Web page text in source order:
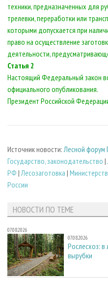
техники, предназначенных для
трелевки, переработки или
которыми допускается при
право на осуществление
деятельности,
Статья 2
Настоящий Федеральный закон
официального опубликования.
Президент Российской
Источник новости:Лесной форум
Государство, законодательство |
РФ |Лесозаготовка |
России
НОВОСТИ ПО ТЕМЕ
07.08.2026
07.08.2026
Рослесхоз:
вырубки